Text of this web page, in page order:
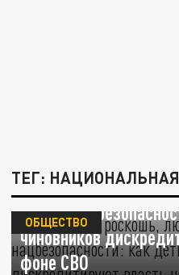
ТЕГ:
Показушная роскошь,
угроза
чиновников
фоне СВО
ОБЩЕСТВО